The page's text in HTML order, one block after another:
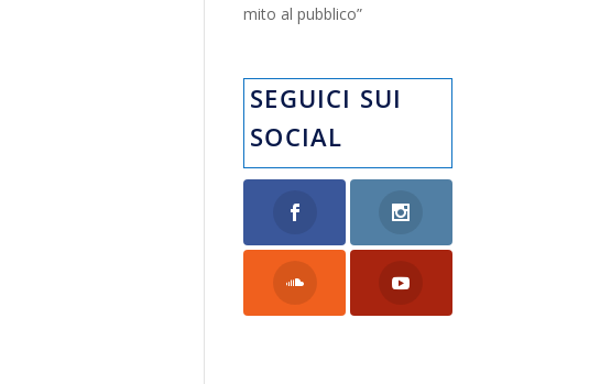
mito al pubblico”
SEGUICI SUI
SOCIAL